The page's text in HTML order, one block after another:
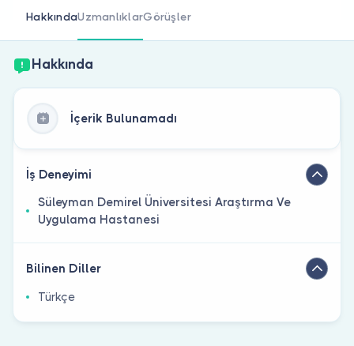
HakkındaUzmanlıklarGörüşler
Hakkında
İçerik Bulunamadı
İş Deneyimi
Süleyman Demirel Üniversitesi Araştırma Ve
Uygulama Hastanesi
Bilinen Diller
Türkçe